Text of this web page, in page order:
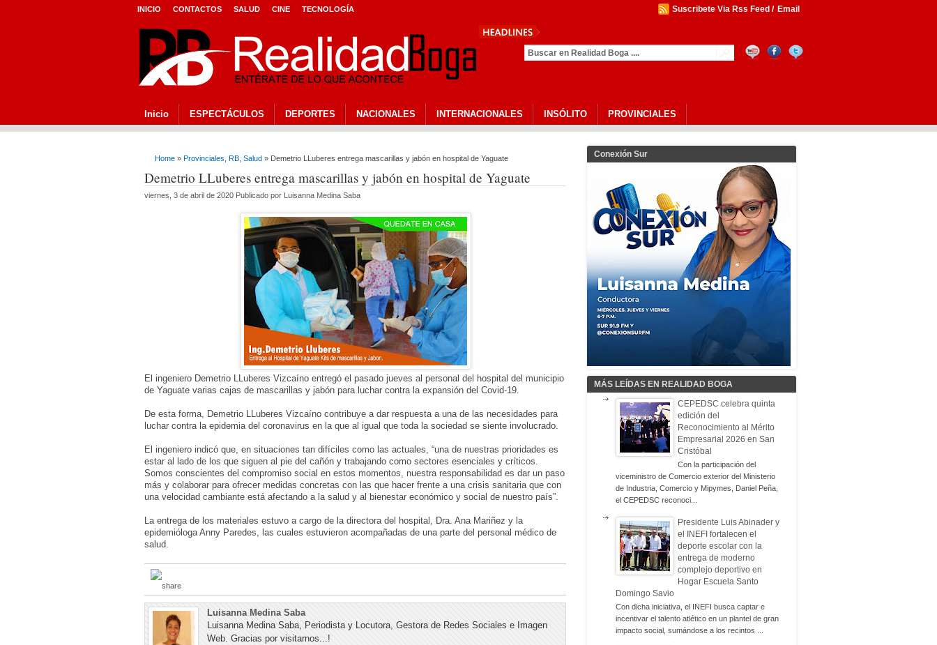
INICIO CONTACTOS SALUD CINE TECNOLOGÍA Suscribete Via Rss Feed / Email
Inicio ESPECTÁCULOS DEPORTES NACIONALES INTERNACIONALES INSÓLITO PROVINCIALES
Home » Provinciales RB Salud » Demetrio LLuberes entrega mascarillas y jabón en hospital de Yaguate
Demetrio LLuberes entrega mascarillas y jabón en hospital de Yaguate
viernes, 3 de abril de 2020 Publicado por Luisanna Medina Saba
El ingeniero Demetrio LLuberes Vizcaíno entregó el pasado jueves al personal del hospital del municipio
de Yaguate varias cajas de mascarillas y jabón para luchar contra la expansión del Covid-19.
De esta forma, Demetrio LLuberes Vizcaíno contribuye a dar respuesta a una de las necesidades para
luchar contra la epidemia del coronavirus en la que al igual que toda la sociedad se siente involucrado.
El ingeniero indicó que, en situaciones tan difíciles como las actuales, “una de nuestras prioridades es
estar al lado de los que siguen al pie del cañón y trabajando como sectores esenciales y críticos.
Somos conscientes del compromiso social en estos momentos, nuestra responsabilidad es dar un paso
más y colaborar para ofrecer medidas concretas con las que hacer frente a una crisis sanitaria que con
una velocidad cambiante está afectando a la salud y al bienestar económico y social de nuestro país”.
La entrega de los materiales estuvo a cargo de la directora del hospital, Dra. Ana Mariñez y la
epidemióloga Anny Paredes, las cuales estuvieron acompañadas de una parte del personal médico de
salud.
Luisanna Medina Saba
Luisanna Medina Saba, Periodista y Locutora, Gestora de Redes Sociales e Imagen
Web. Gracias por visitarnos...!
Conexión Sur
MÁS LEÍDAS EN REALIDAD BOGA
CEPEDSC celebra quinta
edición del
Reconocimiento al Mérito
Empresarial 2026 en San
Cristóbal
Con la participación del
viceministro de Comercio exterior del Ministerio
de Industria, Comercio y Mipymes, Daniel Peña,
el CEPEDSC reconoci...
Presidente Luis Abinader y
el INEFI fortalecen el
deporte escolar con la
entrega de moderno
complejo deportivo en
Hogar Escuela Santo
Domingo Savio
Con dicha iniciativa, el INEFI busca captar e
incentivar el talento atlético en un plantel de gran
impacto social, sumándose a los recintos ...